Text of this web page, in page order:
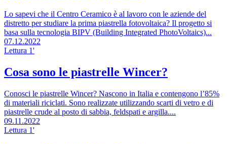
Lo sapevi che il Centro Ceramico è al lavoro con le aziende del
distretto per studiare la prima piastrella fotovoltaica? Il progetto si
basa sulla tecnologia BIPV (Building Integrated PhotoVoltaics)...
07.12.2022
Lettura 1'
Cosa sono le piastrelle Wincer?
Conosci le piastrelle Wincer? Nascono in Italia e contengono l’85%
di materiali riciclati. Sono realizzate utilizzando scarti di vetro e di
piastrelle crude al posto di sabbia, feldspati e argilla....
09.11.2022
Lettura 1'